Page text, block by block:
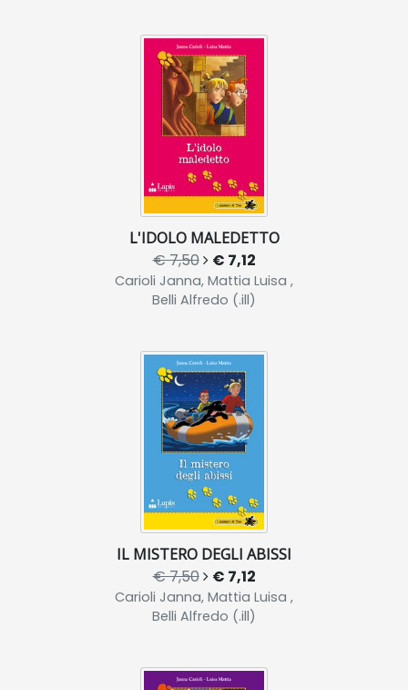
L'IDOLO MALEDETTO
€ 7,50 € 7,12
Carioli Janna, Mattia Luisa ,
Belli Alfredo (.ill)
IL MISTERO DEGLI ABISSI
€ 7,50 € 7,12
Carioli Janna, Mattia Luisa ,
Belli Alfredo (.ill)